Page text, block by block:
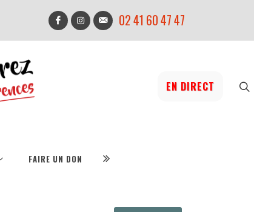
02 41 60 47 47
EN DIRECT
FAIRE UN DON